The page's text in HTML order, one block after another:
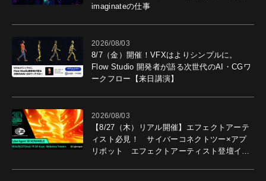
imaginateの仕事
2026/08/03
8/7（金）開催！VFXはよりシンプルに。
Flow Studio 開発者が語る次世代のAI・CGワ
ークフロー【来日講演】
2026/08/03
【8/27（木）リアル開催】エフェクトアーテ
ィスト必見！ サイバーコネクトツー×アプ
リボット エフェクトアーティスト登壇イベ